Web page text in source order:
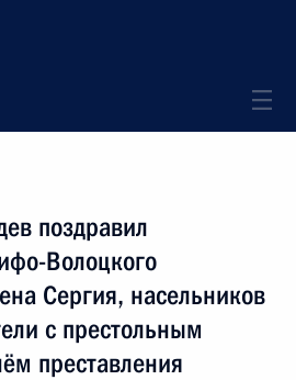
поздравил
Волоцкого
Сергия, насельников
с престольным
преставления